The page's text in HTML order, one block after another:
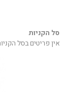
סל הקניות
אין פריטים בסל